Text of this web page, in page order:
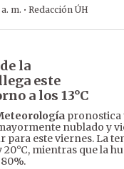
m. · Redacción ÚH
la
este
a los 13°C
pronostica
nublado y
para este viernes. La
20°C, mientras que la